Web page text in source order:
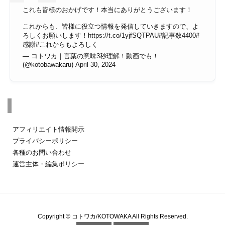
これも皆様のおかげです！本当にありがとうございます！
これからも、皆様に役立つ情報を発信していきますので、よ
ろしくお願いします！ https://t.co/1yjfSQTPAU#記事数4400#
感謝#これからもよろしく
— コトワカ｜言葉の意味3秒理解！動画でも！
(@kotobawakaru) April 30, 2024
アフィリエイト情報開示
プライバシーポリシー
各種のお問い合わせ
運営主体・編集ポリシー
Copyright © コトワカ/KOTOWAKAAll Rights Reserved.